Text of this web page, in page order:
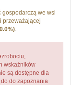
gospodarczą we wsi
przeważającej
.
wskaźników
są dostępne dla
do zapoznania